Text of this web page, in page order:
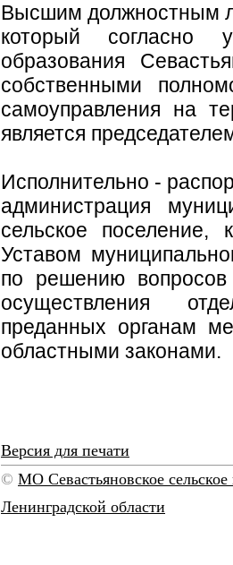
Высшим должностным
который согласно
образования
собственными
самоуправления на
является
Исполнительно -
администрация
сельское поселение,
Уставом
по решению
осуществления
преданных органам
областными законами.
Версия для печати
© МО Севастьяновское
Ленинградской области